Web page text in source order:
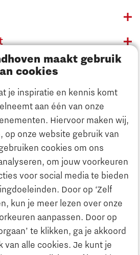
maakt gebruik
cookies
je inspiratie en kennis komt
aan één van onze
Hiervoor maken wij,
op onze website gebruik van
cookies om ons
om jouw voorkeuren
voor social media te bieden
Door op ‘Zelf
kun je meer lezen over onze
aanpassen. Door op
te klikken, ga je akkoord
van alle cookies. Je kunt je
website